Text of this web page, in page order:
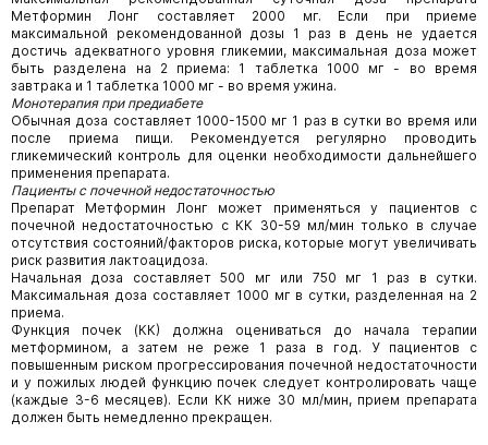
Метформин Лонг составляет 2000 мг. Если при приеме
максимальной рекомендованной дозы 1 раз в день не удается
достичь адекватного уровня гликемии, максимальная доза может
быть разделена на 2 приема: 1 таблетка 1000 мг - во время
завтрака и 1 таблетка 1000 мг - во время ужина.
Монотерапия при предиабете
Обычная доза составляет 1000-1500 мг 1 раз в сутки во время или
после приема пищи. Рекомендуется регулярно проводить
гликемический контроль для оценки необходимости дальнейшего
применения препарата.
Пациенты с почечной недостаточностью
Препарат Метформин Лонг может применяться у пациентов с
почечной недостаточностью с КК 30-59 мл/мин только в случае
отсутствия состояний/факторов риска, которые могут увеличивать
риск развития лактоацидоза.
Начальная доза составляет 500 мг или 750 мг 1 раз в сутки.
Максимальная доза составляет 1000 мг в сутки, разделенная на 2
приема.
Функция почек (КК) должна оцениваться до начала терапии
метформином, а затем не реже 1 раза в год. У пациентов с
повышенным риском прогрессирования почечной недостаточности
и у пожилых людей функцию почек следует контролировать чаще
(каждые 3-6 месяцев). Если КК ниже 30 мл/мин, прием препарата
должен быть немедленно прекращен.